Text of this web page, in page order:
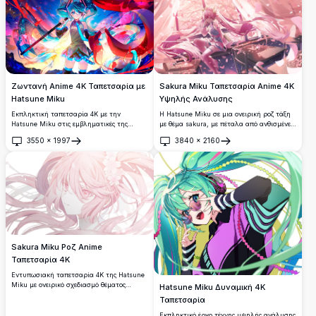
@kieed με ζωηρά χρώματα και λεπτομερή
εικονογράφηση.
Ζωντανή Anime 4K Ταπετσαρία με
Hatsune Miku
Εκπληκτική ταπετσαρία 4K με την
Hatsune Miku στις εμβληματικές της
μικρόφωνο περιτριγυρισμένη από
στροβιλιζόμενες πολύχρωμες κορδέλες και
λαμπερά εφέ φωτός, ιδανική για φόντο
επιτραπέζιου και κινητού.
3550 × 1997
Άνοιγμα
Sakura Miku Ταπετσαρία Anime 4K
Υψηλής Ανάλυσης
Η Hatsune Miku σε μια ονειρική ροζ τάξη
με θέμα sakura, με πέταλα από ανθισμένες
μακριές της διπλές πλεξούδες. Μια
εκπληκτική ταπετσαρία anime 4K με
απαλό φωτισμό και ζωντανές ροζ
αποχρώσεις.
3840 × 2160
Άνοιγμα
Sakura Miku Ροζ Anime
Ταπετσαρία 4K
Εντυπωσιακή ταπετσαρία 4K της Hatsune
Miku με ονειρικό σχεδιασμό θέματος
Hatsune Miku Δυναμική 4K
Ταπετσαρία